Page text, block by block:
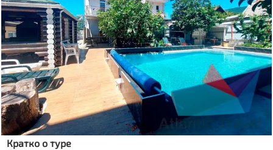
Кратко о туре